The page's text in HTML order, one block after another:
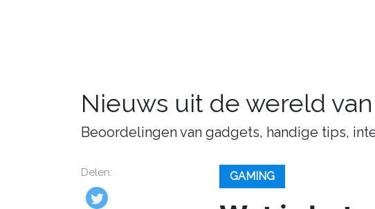
Nieuws uit de wereld
Beoordelingen van gadgets, handige tips,
Delen: GAMING